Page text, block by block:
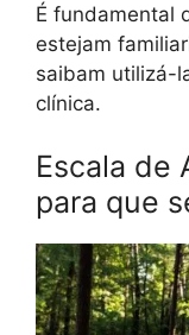
É fundamental
estejam
saibam utilizá-
clínica.
Escala de
para que